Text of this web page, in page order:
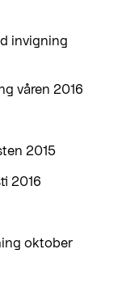
invigning
våren 2016
2015
2016
oktober